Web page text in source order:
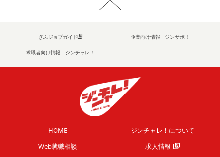
ぎふジョブガイド 企業向け情報 ジンサポ！
求職者向け情報 ジンチャレ！
HOME
ジンチャレ！について
Web就職相談
求人情報